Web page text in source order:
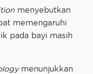
menyebutkan
memengaruhi
pada bayi masih
menunjukkan